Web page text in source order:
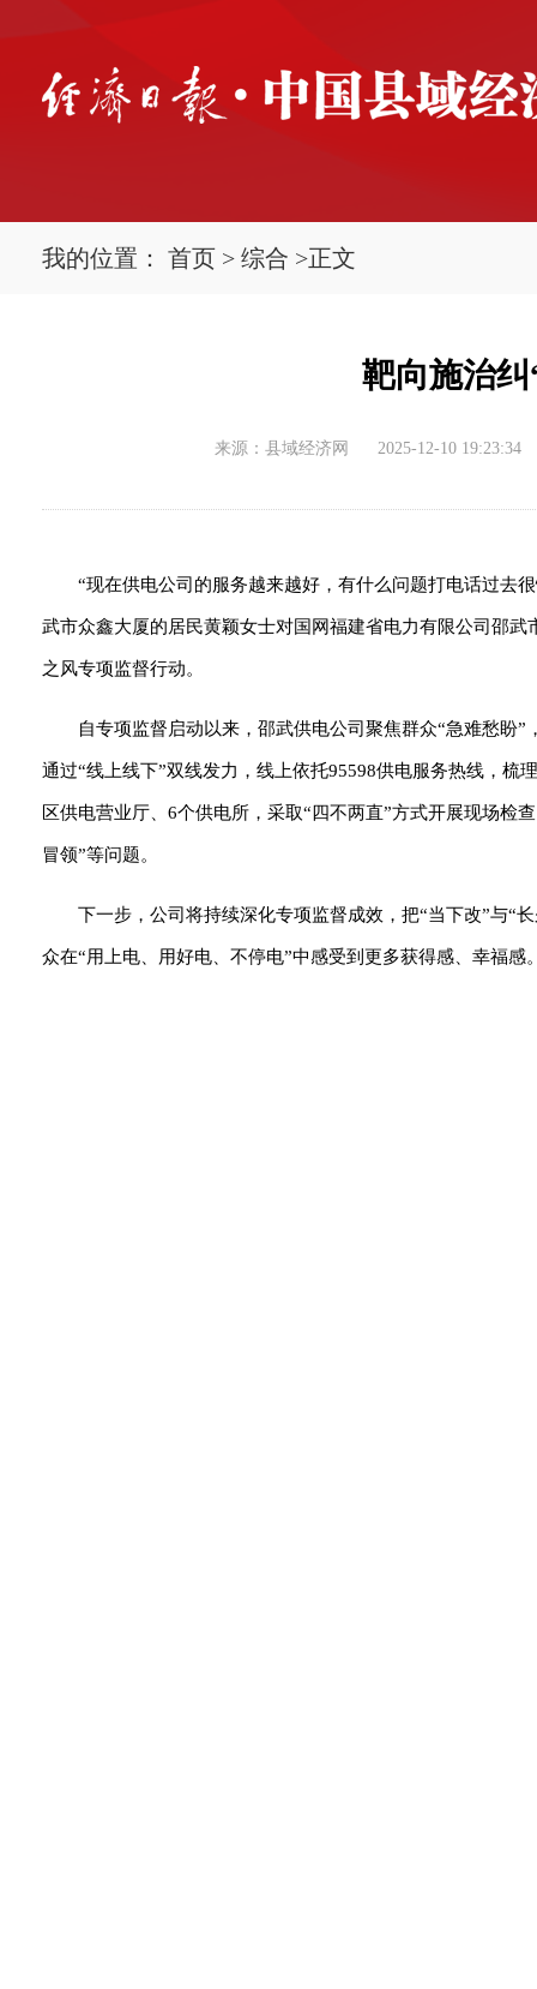
我的位置： 首页 > 综合 >正文
靶向施治
来源：县域经济网 2025-12-10 19:23:34
“现在供电公司的服务越来越好，有什么问题打电话过去
武市众鑫大厦的居民黄颖女士对国网福建省电力有限公司邵
之风专项监督行动。
自专项监督启动以来，邵武供电公司聚焦群众“急难愁盼
通过“线上线下”双线发力，线上依托95598供电服务热线，
区供电营业厅、6个供电所，采取“四不两直”方式开展现场检
冒领”等问题。
下一步，公司将持续深化专项监督成效，把“当下改”与“
众在“用上电、用好电、不停电”中感受到更多获得感、幸福感